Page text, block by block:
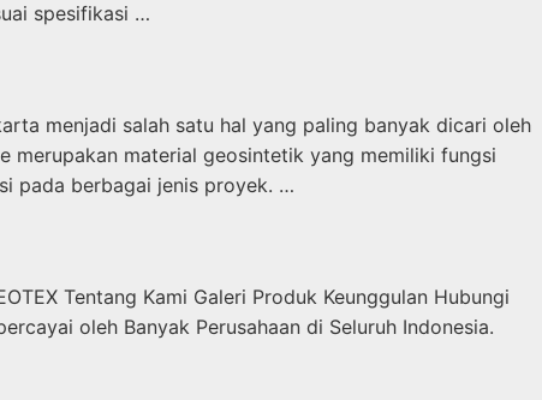
spesifikasi …
menjadi salah satu hal yang paling banyak dicari oleh
merupakan material geosintetik yang memiliki fungsi
pada berbagai jenis proyek. …
Tentang Kami Galeri Produk Keunggulan Hubungi
oleh Banyak Perusahaan di Seluruh Indonesia.